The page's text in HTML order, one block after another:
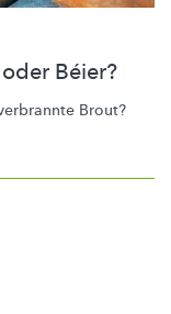
Béier?
Brout?